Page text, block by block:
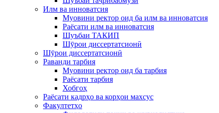
Илм ва инноватсия
Муовини ректор оид ба илм ва инноватсия
Раёсати илм ва инноватсия
Шуъбаи ТАКИП
Шӯрои диссертатсионӣ
Шӯрои диссертатсионӣ
Раванди тарбия
Муовини ректор оид ба тарбия
Раёсати тарбия
Хобгоҳ
Раёсати кадрҳо ва корҳои махсус
Факултетҳо